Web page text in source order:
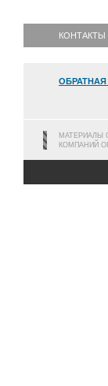
КОНТАКТЫ
МАТЕРИАЛЫ
КОМПАНИЙ